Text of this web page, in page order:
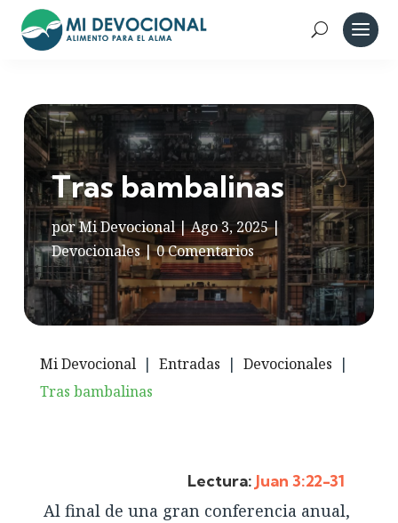
Tras bambalinas
porMi Devocional|Ago 3, 2025|
Devocionales|0 Comentarios
Mi Devocional | Entradas | Devocionales |
Tras bambalinas
Lectura: Juan 3:22-31
Al final de una gran conferencia anual,